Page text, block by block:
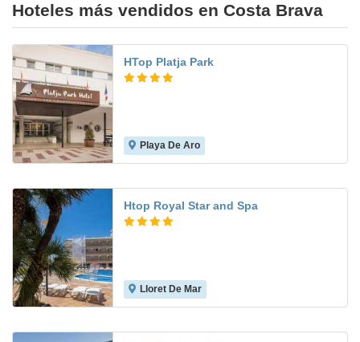
Hoteles más vendidos en Costa Brava
HTop Platja Park
Playa De Aro
Htop Royal Star and Spa
Lloret De Mar